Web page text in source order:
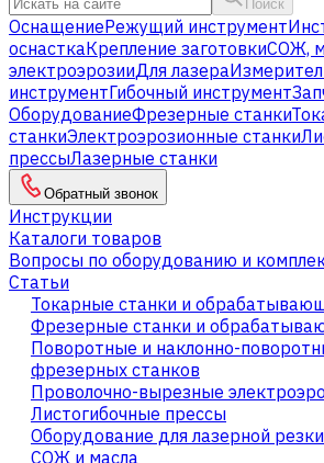
Поиск
ОснащениеРежущий инструмент
оснасткаКрепление заготовкиСОЖ,
электроэрозииДля лазера
инструментГибочный инструмент
ОборудованиеФрезерные станки
станкиЭлектроэрозионные станки
прессыЛазерные станки
Обратный звонок
Инструкции
Каталоги товаров
Вопросы по оборудованию и
Статьи
Токарные станки и
Фрезерные станки и
Поворотные и наклонно-
фрезерных станков
Проволочно-вырезные
Листогибочные прессы
Оборудование для лазерной
СОЖ и масла